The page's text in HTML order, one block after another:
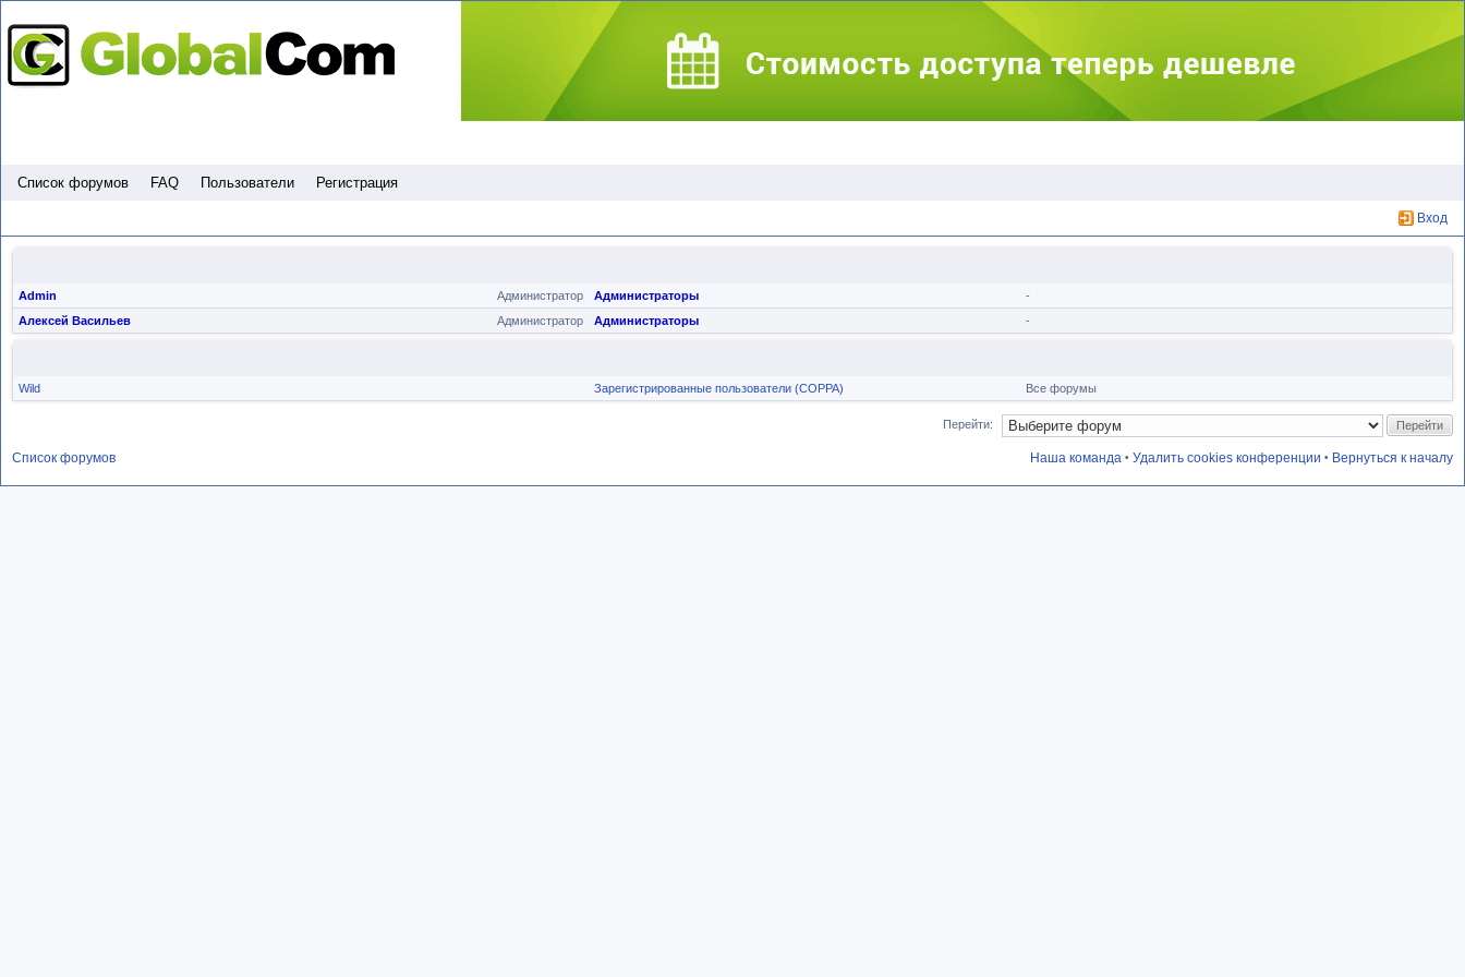
Список форумов FAQ Пользователи Регистрация
Вход
Администратор
Admin Администраторы
-
Администратор
Алексей Васильев Администраторы -
Wild Зарегистрированные пользователи (COPPA) Все форумы
Перейти:
Список форумов • Вернуться к началу
• Удалить cookies конференции
Наша команда